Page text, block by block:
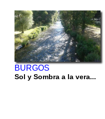
BURGOS
Sol y Sombra a la vera...